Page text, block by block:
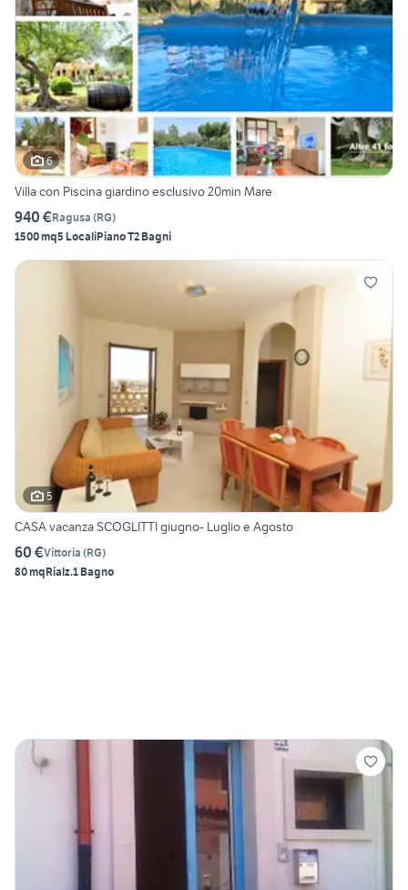
6
Villa con Piscina giardino esclusivo 20min Mare
940 €Ragusa (RG)
1500 mq5 LocaliPiano T2 Bagni
5
CASA vacanza SCOGLITTI giugno- Luglio e Agosto
60 €Vittoria (RG)
80 mqRialz.1 Bagno